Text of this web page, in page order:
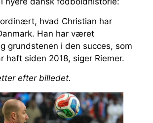
hvad Christian har
Han har været
grundstenen i den succes, som
haft siden 2018, siger Riemer.
efter billedet.